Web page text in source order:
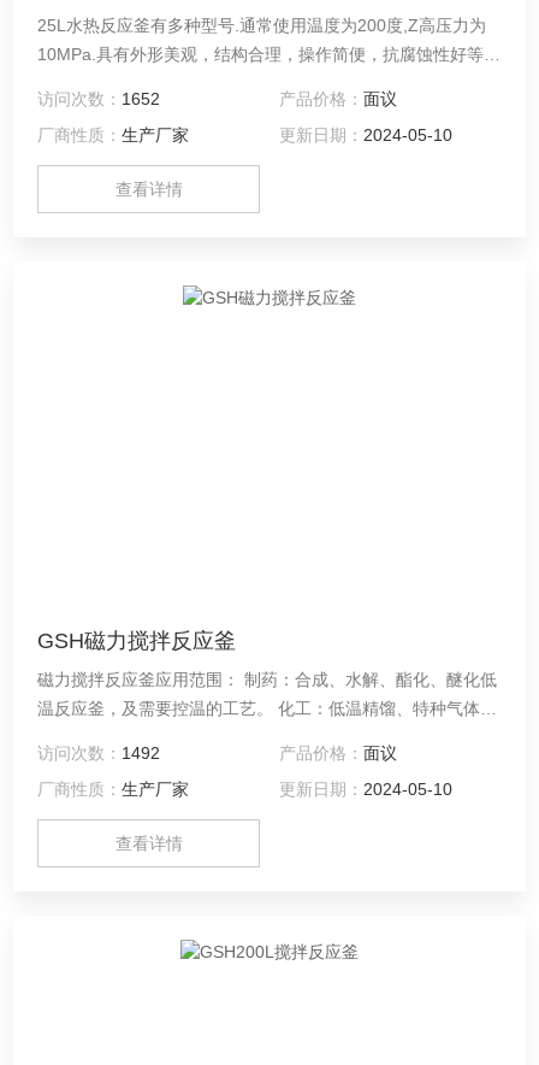
25L水热反应釜有多种型号.通常使用温度为200度,Z高压力为
10MPa.具有外形美观，结构合理，操作简便，抗腐蚀性好等特
域做样品消化处理的理想产品。咨询！
访问次数： 1652 产品价格： 面议
厂商性质：生产厂家 更新日期： 2024-05-10
查看详情
GSH磁力搅拌反应釜
磁力搅拌反应釜应用范围： 制药：合成、水解、酯化、醚化低
温反应釜，及需要控温的工艺。 化工：低温精馏、特种气体提
其它产品的低温保存。 金属处理：低温冷冻处理、低温沾火、
低温冷冻装配。 航空航天：热真空试验、热沉试验、零部件的
环境模拟试验。
访问次数： 1492 产品价格： 面议
厂商性质：生产厂家 更新日期： 2024-05-10
查看详情